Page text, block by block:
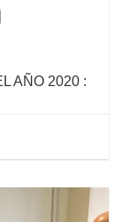
AÑO 2020 :